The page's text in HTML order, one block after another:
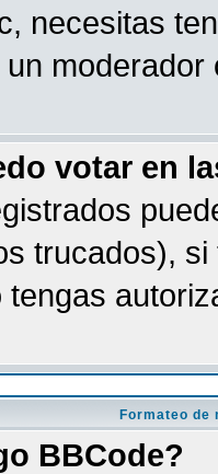
necesitas
votar en
trucados),
tengas
Formateo de
BBCode?